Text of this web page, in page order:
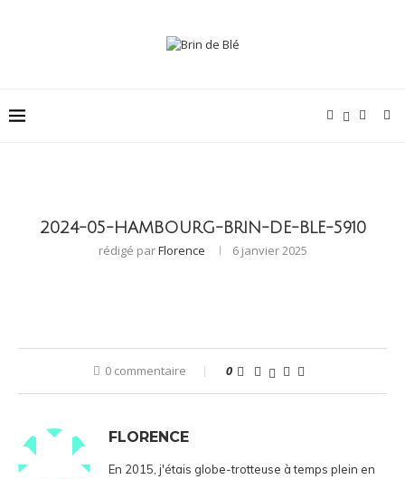
2024-05-HAMBOURG-BRIN-DE-BLE-5910
rédigé parFlorence 6 janvier 2025
0 commentaire 0
FLORENCE
En 2015, j'étais globe-trotteuse à temps plein en